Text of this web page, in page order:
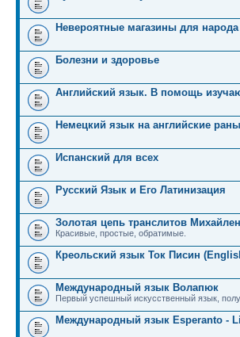
Невероятные магазины для народа
Болезни и здоровье
Английский язык. В помощь
Немецкий язык на английские
Испанский для всех
Русский Язык и Его Латинизация
Золотая цепь транслитов
Красивые, простые, обратимые.
Креольский язык Ток Писин
Международный язык Волапюк
Первый успешный искусственный язык,
Международный язык Esperanto -